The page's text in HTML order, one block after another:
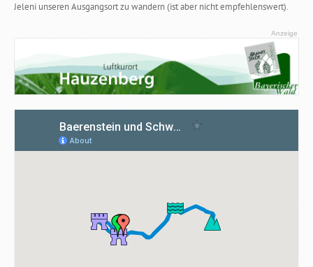
Jeleni unseren Ausgangsort zu wandern (ist aber nicht empfehlenswert).
Anzeige